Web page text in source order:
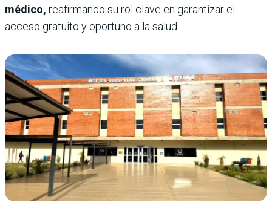
médico, reafirmando su rol clave en garantizar el
acceso gratuito y oportuno a la salud.